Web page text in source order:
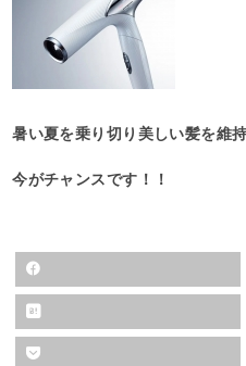
暑い夏を乗り切り美しい髪を維
今がチャンスです！！